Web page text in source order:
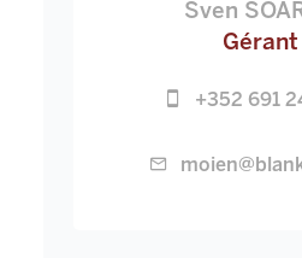
Sven
Gérant
+352 691